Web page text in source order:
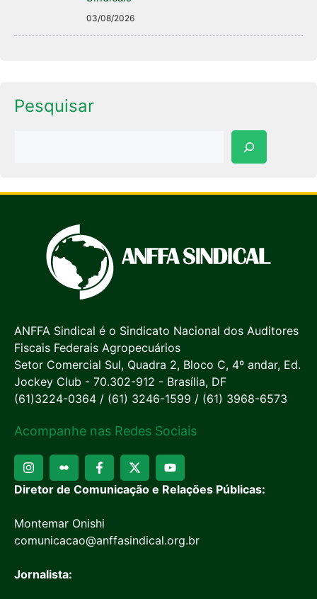
03/08/2026
Pesquisar
ANFFA Sindical é o Sindicato Nacional dos Auditores
Fiscais Federais Agropecuários
Setor Comercial Sul, Quadra 2, Bloco C, 4º andar, Ed.
Jockey Club - 70.302-912 - Brasília, DF
(61)3224-0364 / (61) 3246-1599 / (61) 3968-6573
Acompanhe nas Redes Sociais
Diretor de Comunicação e Relações Públicas:
Montemar Onishi
comunicacao@anffasindical.org.br
Jornalista: